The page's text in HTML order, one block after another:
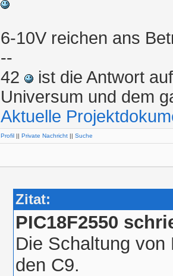
6-10V reichen ans
--
42
ist die Antwort
Universum und dem
Aktuelle
Profil || Private Nachricht || Suche
Zitat:
PIC18F2550
Die Schaltung
den C9.